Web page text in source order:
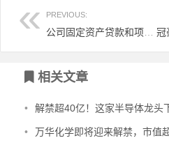
PREVIOUS:
文章导航
相关文章
• 解禁超40亿！这家半导体龙头
• 万华化学即将迎来解禁，市值